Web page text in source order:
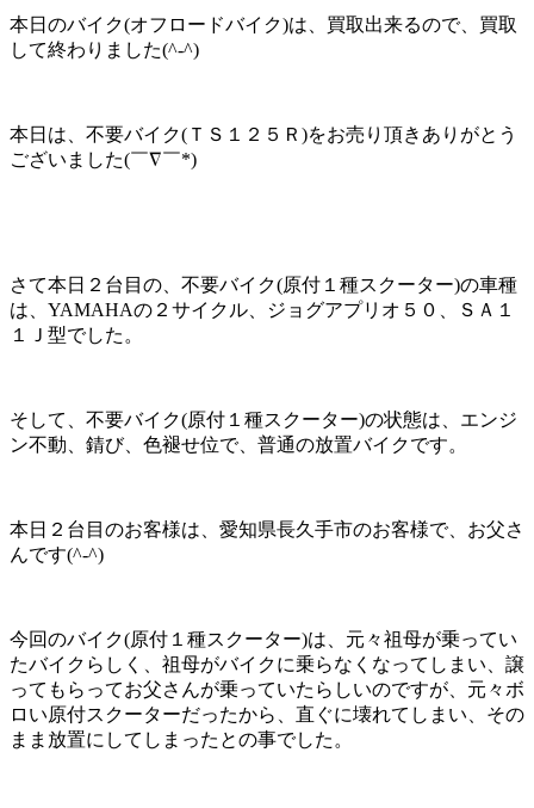
本日のバイク(オフロードバイク)は、買取出来るので、買取
して終わりました(^-^)
本日は、不要バイク(ＴＳ１２５Ｒ)をお売り頂きありがとう
ございました(￣∇￣*)ゞ
さて本日２台目の、不要バイク(原付１種スクーター)の車種
は、YAMAHAの２サイクル、ジョグアプリオ５０、ＳＡ１
１Ｊ型でした。
そして、不要バイク(原付１種スクーター)の状態は、エンジ
ン不動、錆び、色褪せ位で、普通の放置バイクです。
本日２台目のお客様は、愛知県長久手市のお客様で、お父さ
んです(^-^)
今回のバイク(原付１種スクーター)は、元々祖母が乗ってい
たバイクらしく、祖母がバイクに乗らなくなってしまい、譲
ってもらってお父さんが乗っていたらしいのですが、元々ボ
ロい原付スクーターだったから、直ぐに壊れてしまい、その
まま放置にしてしまったとの事でした。